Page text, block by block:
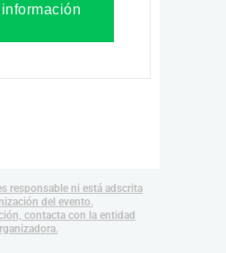
información
responsable ni está adscrita
del evento.
contacta con la entidad